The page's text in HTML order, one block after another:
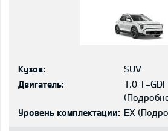
Кузов:
SUV
Двигатель:
1,0 T-GDI
(
Уровень комплектации: EX (